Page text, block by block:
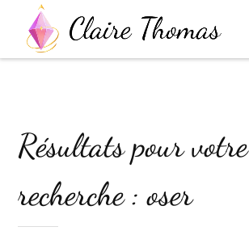
Résultats pour votre
recherche : oser